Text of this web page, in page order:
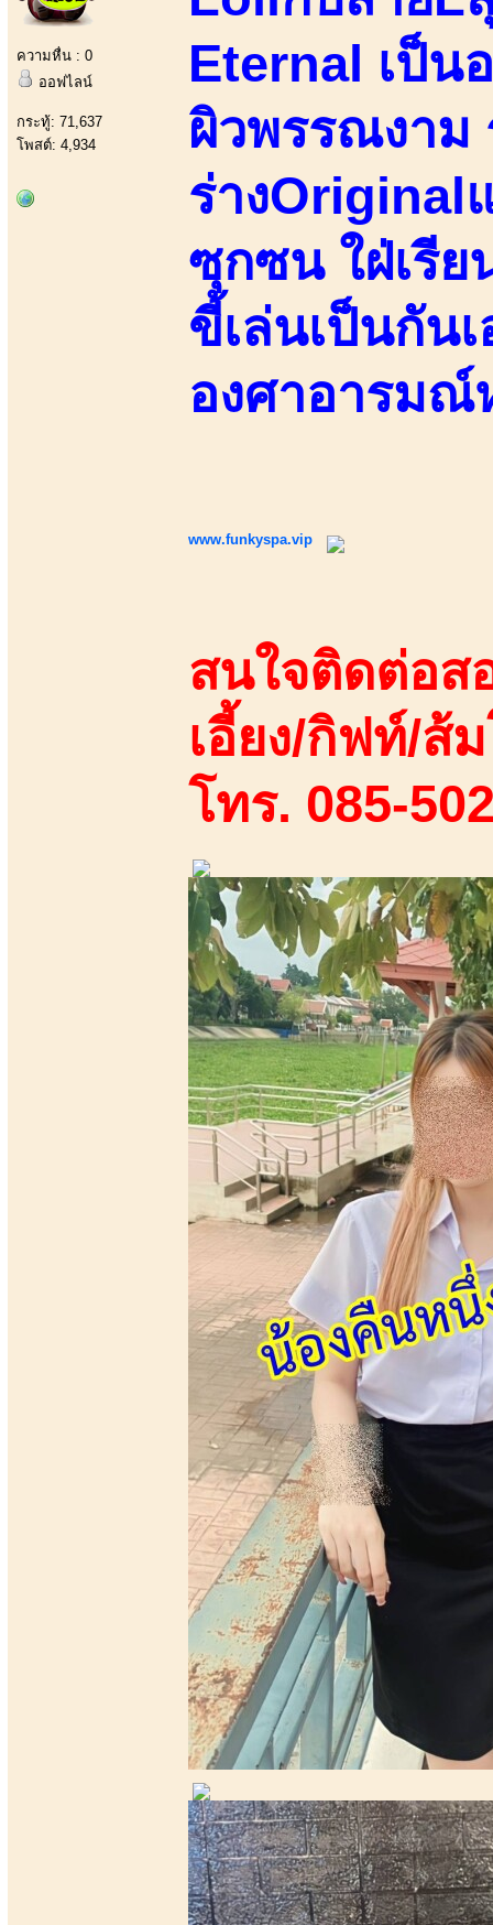
ความหื่น : 0
ออฟไลน์
กระทู้: 71,637
โพสต์: 4,934
Eternal เป็น
ผิวพรรณงาม
ร่างOriginal
ซุกซน ใฝ่เรีย
ขี้เล่นเป็นกัน
องศาอารมณ์
www.funkyspa.vip
สนใจติดต่อส
เอี้ยง/กิฟท์/ส้
โทร. 085-